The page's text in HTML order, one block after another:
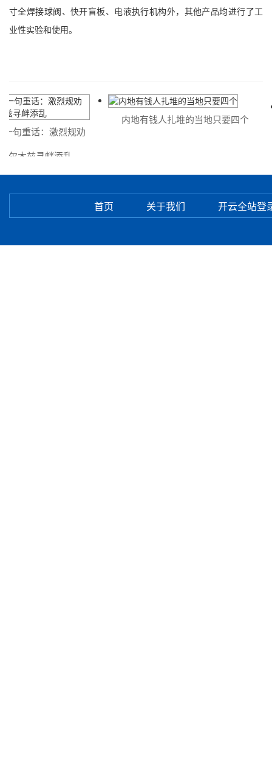
寸全焊接球阀、快开盲板、电液执行机构外，其他产品均进行了工
业性实验和使用。
句重话：激烈规劝
木兹寻衅添乱
内地有钱人扎堆的当地只要四个
首页 关于我们 开云全站登